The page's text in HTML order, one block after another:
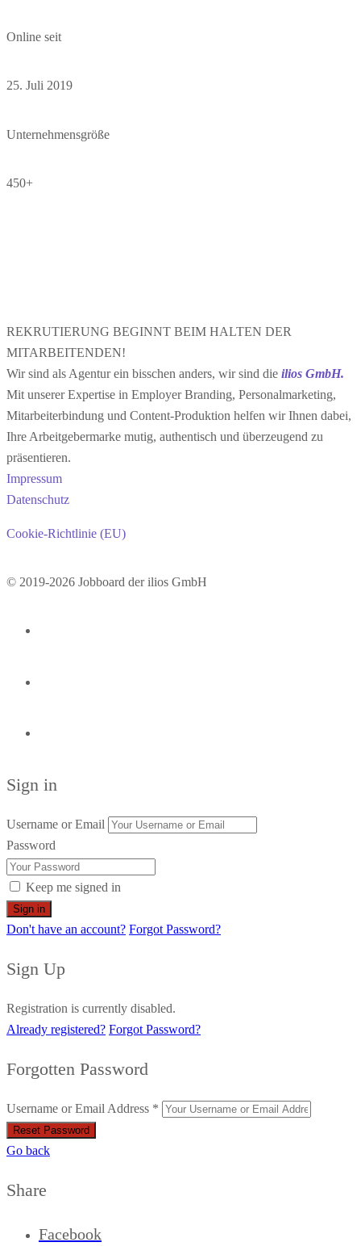
Online seit
25. Juli 2019
Unternehmensgröße
450+
REKRUTIERUNG BEGINNT BEIM HALTEN DER
MITARBEITENDEN!
Wir sind als Agentur ein bisschen anders, wir sind die ilios GmbH.
Mit unserer Expertise in Employer Branding, Personalmarketing,
Mitarbeiterbindung und Content-Produktion helfen wir Ihnen dabei,
Ihre Arbeitgebermarke mutig, authentisch und überzeugend zu
präsentieren.
Impressum
Datenschutz
Cookie-Richtlinie (EU)
© 2019-2026 Jobboard der ilios GmbH
Sign in
Username or Email
Password
Keep me signed in
Don't have an account? Forgot Password?
Sign Up
Registration is currently disabled.
Already registered? Forgot Password?
Forgotten Password
Username or Email Address *
Go back
Share
Facebook